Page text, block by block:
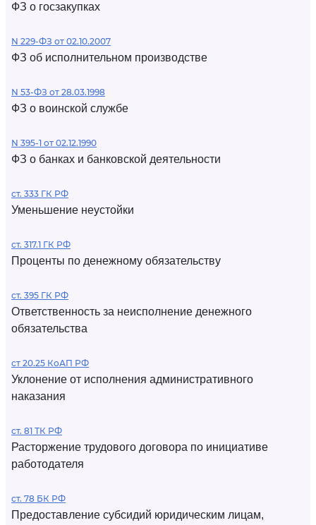
ФЗ о госзакупках
N 229-ФЗ от 02.10.2007
ФЗ об исполнительном производстве
N 53-ФЗ от 28.03.1998
ФЗ о воинской службе
N 395-1 от 02.12.1990
ФЗ о банках и банковской деятельности
ст. 333 ГК РФ
Уменьшение неустойки
ст. 317.1 ГК РФ
Проценты по денежному обязательству
ст. 395 ГК РФ
Ответственность за неисполнение денежного
обязательства
ст 20.25 КоАП РФ
Уклонение от исполнения административного
наказания
ст. 81 ТК РФ
Расторжение трудового договора по инициативе
работодателя
ст. 78 БК РФ
Предоставление субсидий юридическим лицам,